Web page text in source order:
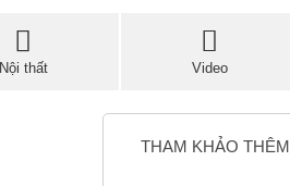
Nội thất Video
THAM KHẢO THÊM